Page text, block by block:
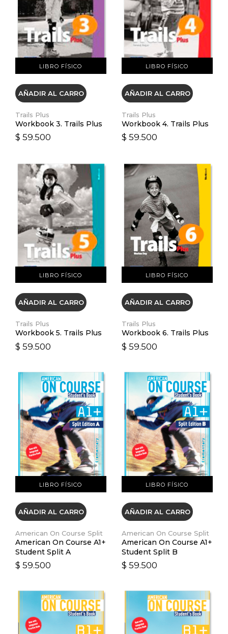
LIBRO FÍSICO
VER DETALLES
AÑADIR AL CARRO
Trails Plus
Workbook 3. Trails Plus
$ 59.500
LIBRO FÍSICO
VER DETALLES
AÑADIR AL CARRO
Trails Plus
Workbook 4. Trails Plus
$ 59.500
LIBRO FÍSICO
VER DETALLES
AÑADIR AL CARRO
Trails Plus
Workbook 5. Trails Plus
$ 59.500
LIBRO FÍSICO
VER DETALLES
AÑADIR AL CARRO
Trails Plus
Workbook 6. Trails Plus
$ 59.500
LIBRO FÍSICO
VER DETALLES
AÑADIR AL CARRO
American On Course Split
American On Course A1+
Student Split A
$ 59.500
LIBRO FÍSICO
VER DETALLES
AÑADIR AL CARRO
American On Course Split
American On Course A1+
Student Split B
$ 59.500